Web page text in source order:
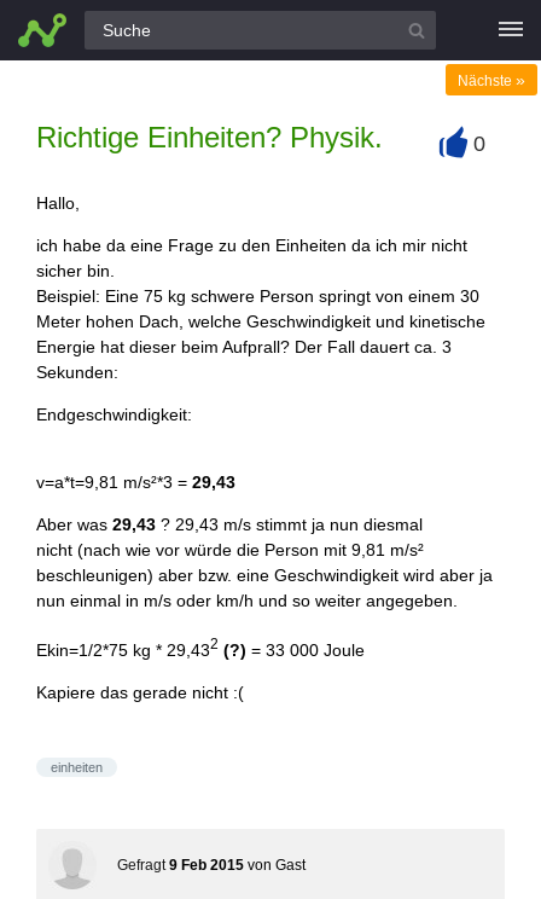
Alle Fragen
Richtige Einheiten? Physik.
Nächste »
0
Hallo,
ich habe da eine Frage zu den Einheiten da ich mir nicht
sicher bin.
Beispiel: Eine 75 kg schwere Person springt von einem 30
Meter hohen Dach, welche Geschwindigkeit und kinetische
Energie hat dieser beim Aufprall? Der Fall dauert ca. 3
Sekunden:
Endgeschwindigkeit:
v=a*t=9,81 m/s²*3 = 29,43
Aber was 29,43 ? 29,43 m/s stimmt ja nun diesmal
nicht (nach wie vor würde die Person mit 9,81 m/s²
beschleunigen) aber bzw. eine Geschwindigkeit wird aber ja
nun einmal in m/s oder km/h und so weiter angegeben.
Ekin=1/2*75 kg * 29,432 (?) = 33 000 Joule
Kapiere das gerade nicht :(
einheiten
Gefragt 9 Feb 2015 von Gast